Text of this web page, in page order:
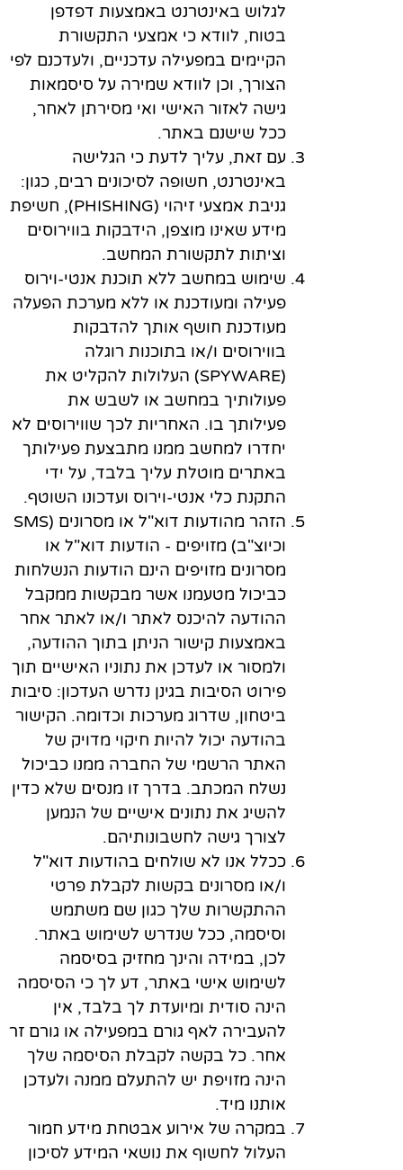
לגלוש באינטרנט באמצעות דפדפן
בטוח, לוודא כי אמצעי התקשורת
הקיימים במפעילה עדכניים, ולעדכנם לפי
הצורך, וכן לוודא שמירה על סיסמאות
גישה לאזור האישי ואי מסירתן לאחר,
ככל שישנם באתר.
עם זאת, עליך לדעת כי הגלישה
באינטרנט, חשופה לסיכונים רבים, כגון:
גניבת אמצעי זיהוי (PHISHING), חשיפת
מידע שאינו מוצפן, הידבקות בווירוסים
וציתות לתקשורת המחשב.
שימוש במחשב ללא תוכנת אנטי-וירוס
פעילה ומעודכנת או ללא מערכת הפעלה
מעודכנת חושף אותך להדבקות
בווירוסים ו/או בתוכנות רוגלה
(SPYWARE) העלולות להקליט את
פעולותיך במחשב או לשבש את
פעילותך בו. האחריות לכך שווירוסים לא
יחדרו למחשב ממנו מתבצעת פעילותך
באתרים מוטלת עליך בלבד, על ידי
התקנת כלי אנטי-וירוס ועדכונו השוטף.
הזהר מהודעות דוא"ל או מסרונים (SMS
וכיוצ"ב) מזויפים - הודעות דוא"ל או
מסרונים מזויפים הינם הודעות הנשלחות
כביכול מטעמנו אשר מבקשות ממקבל
ההודעה להיכנס לאתר ו/או לאתר אחר
באמצעות קישור הניתן בתוך ההודעה,
ולמסור או לעדכן את נתוניו האישיים תוך
פירוט הסיבות בגינן נדרש העדכון: סיבות
ביטחון, שדרוג מערכות וכדומה. הקישור
בהודעה יכול להיות חיקוי מדויק של
האתר הרשמי של החברה ממנו כביכול
נשלח המכתב. בדרך זו מנסים שלא כדין
להשיג את נתונים אישיים של הנמען
לצורך גישה לחשבונותיהם.
ככלל אנו לא שולחים בהודעות דוא"ל
ו/או מסרונים בקשות לקבלת פרטי
ההתקשרות שלך כגון שם משתמש
וסיסמה, ככל שנדרש לשימוש באתר.
לכן, במידה והינך מחזיק בסיסמה
לשימוש אישי באתר, דע לך כי הסיסמה
הינה סודית ומיועדת לך בלבד, אין
להעבירה לאף גורם במפעילה או גורם זר
אחר. כל בקשה לקבלת הסיסמה שלך
הינה מזויפת יש להתעלם ממנה ולעדכן
אותנו מיד.
במקרה של אירוע אבטחת מידע חמור
העלול לחשוף את נושאי המידע לסיכון